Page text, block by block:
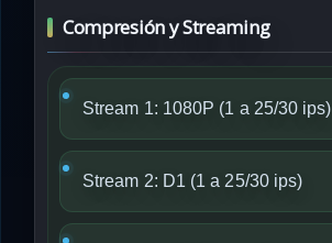
Compresión y Streaming
Stream 1: 1080P (1 a 25/30 ips)
Stream 2: D1 (1 a 25/30 ips)